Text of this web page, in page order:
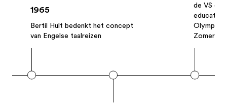
1965
Bertil Hult bedenkt het concept
van Engelse taalreizen
de VS en